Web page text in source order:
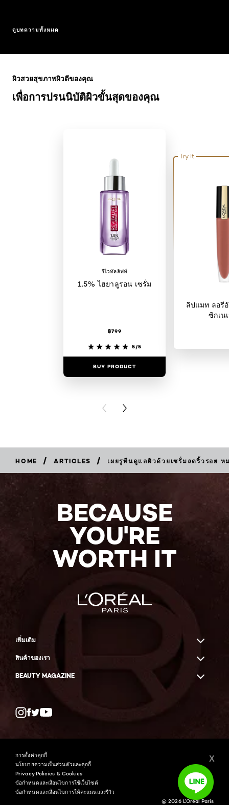
X
ดูบทความทั้งหมด
เพื่อการปรนนิบัติผิวขั้นสุดของคุณ
ผิวสวยสุขภาพผิวดีของคุณ
รีไวทัลลิฟท์
1.5% ไฮยาลูรอน เซรั่ม
฿799
5/5
BUY PRODUCT
Try It
ลิปแมท ลอรี
ซิกเน
PREVIOUS CARD
NEXT CARD
HOME / ARTICLES / เผยรูทีนดูแลผิวด้วยเซรั่มลดริ้วรอย
BECAUSE
YOU'RE
WORTH IT
เพิ่มเติม
สินค้าของเรา
BEAUTY MAGAZINE
การตั้งค่าคุกกี้
นโยบายความเป็นส่วนตัวและคุกกี้
Privacy Policies & Cookies
ข้อกำหนดและเงื่อนไขการใช้เว็บไซต์
ข้อกำหนดและเงื่อนไขการให้คะแนนและรีวิว
@ 2026 L'Oréal Paris